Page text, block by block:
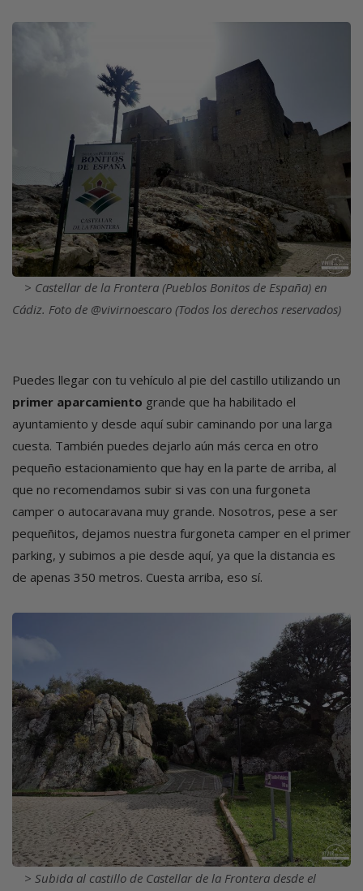
Castellar de la Frontera (Pueblos Bonitos de España) en
Cádiz. Foto de @vivirnoescaro (Todos los derechos reservados)
Puedes llegar con tu vehículo al pie del castillo utilizando un
primer aparcamiento grande que ha habilitado el
ayuntamiento y desde aquí subir caminando por una larga
cuesta. También puedes dejarlo aún más cerca en otro
pequeño estacionamiento que hay en la parte de arriba, al
que no recomendamos subir si vas con una furgoneta
camper o autocaravana muy grande. Nosotros, pese a ser
pequeñitos, dejamos nuestra furgoneta camper en el primer
parking, y subimos a pie desde aquí, ya que la distancia es
de apenas 350 metros. Cuesta arriba, eso sí.
Subida al castillo de Castellar de la Frontera desde el